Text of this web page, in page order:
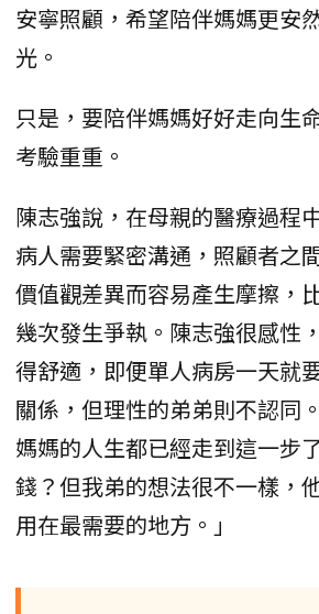
安寧照顧，希望陪伴媽媽更安
光。
只是，要陪伴媽媽好好走向生
考驗重重。
陳志強說，在母親的醫療過程
病人需要緊密溝通，照顧者之
價值觀差異而容易產生摩擦，
幾次發生爭執。陳志強很感性
得舒適，即便單人病房一天就
關係，但理性的弟弟則不認同
媽媽的人生都已經走到這一步
錢？但我弟的想法很不一樣，
用在最需要的地方。」